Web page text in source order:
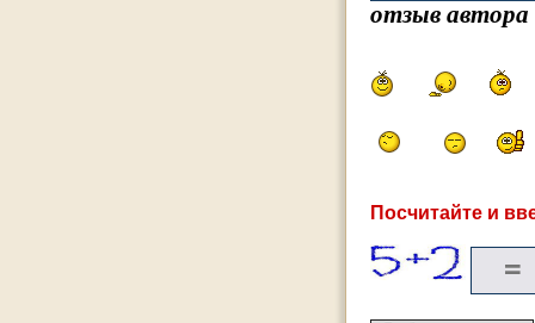
отзыв
Посчитайте и